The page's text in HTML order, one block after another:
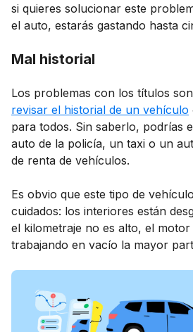
si quieres solucionar este
el auto, estarás gastando hasta
Mal historial
Los problemas con los títulos
revisar el historial de un vehículo
para todos. Sin saberlo, podrías
auto de la policía, un taxi o un
de renta de vehículos.
Es obvio que este tipo de
cuidados: los interiores están
el kilometraje no es alto, el
trabajando en vacío la mayor